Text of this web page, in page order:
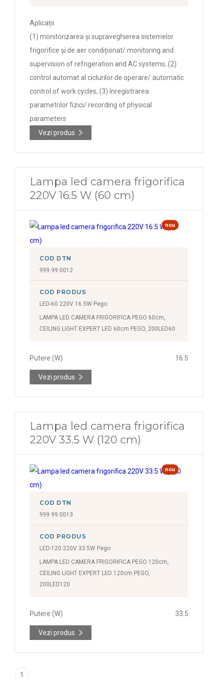
Aplicații
(1) monitorizarea și supraveghierea sistemelor
frigorifice și de aer condiționat/ monitoring and
supervision of refrigeration and AC systems; (2)
control automat al ciclurilor de operare/ automatic
control of work cycles; (3) înregistrarea
parametrilor fizici/ recording of physical
parameters
Vezi produs
Lampa led camera frigorifica
220V 16.5 W (60 cm)
nou
COD DTN
999.99.0012
COD PRODUS
LED-60 220V 16.5W Pego
LAMPA LED CAMERA FRIGORIFICA PEGO 60cm,
CEILING LIGHT EXPERT LED 60cm PEGO, 200LED60
Putere (W) 16.5
Vezi produs
Lampa led camera frigorifica
220V 33.5 W (120 cm)
nou
COD DTN
999.99.0013
COD PRODUS
LED-120 220V 33.5W Pego
LAMPA LED CAMERA FRIGORIFICA PEGO 120cm,
CEILING LIGHT EXPERT LED 120cm PEGO,
200LED120
Putere (W) 33.5
Vezi produs
1